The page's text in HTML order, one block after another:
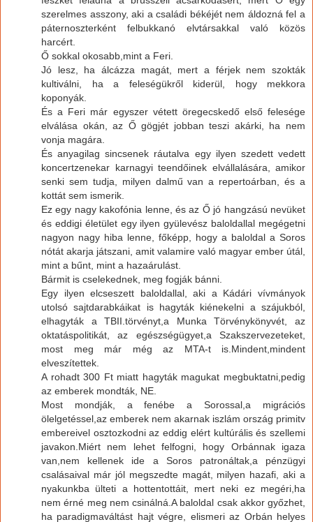
szerelmes asszony, aki a családi békéjét nem áldozná fel a
páternoszterként felbukkanó elvtársakkal való közös
harcért.
Ő sokkal okosabb,mint a Feri.
Jó lesz, ha álcázza magát, mert a férjek nem szokták
kultiválni, ha a feleségükről kiderül, hogy mekkora
koponyák.
És a Feri már egyszer vétett öregecskedő első felesége
elválása okán, az Ő gögjét jobban teszi akárki, ha nem
vonja magára.
És anyagilag sincsenek ráutalva egy ilyen szedett vedett
koncertzenekar karnagyi teendőinek elvállalására, amikor
senki sem tudja, milyen dalmű van a repertoárban, és a
kottát sem ismerik.
Ez egy nagy kakofónia lenne, és az Ő jó hangzású nevüket
és eddigi életület egy ilyen gyülevész baloldallal megégetni
nagyon nagy hiba lenne, főképp, hogy a baloldal a Soros
nótát akarja játszani, amit valamire való magyar ember útál,
mint a bűnt, mint a hazaárulást.
Bármit is cselekednek, meg fogják bánni.
Egy ilyen elcseszett baloldallal, aki a Kádári vívmányok
utolsó sajtdarabkáikat is hagyták kiénekelni a szájukból,
elhagyták a TBII.törvényt,a Munka Törvénykönyvét, az
oktatáspolitikát, az egészségügyet,a Szakszervezeteket,
most meg már még az MTA-t is.Mindent,mindent
elveszítettek.
A rohadt 300 Ft miatt hagyták magukat megbuktatni,pedig
az emberek mondták, NE.
Most mondják, a fenébe a Sorossal,a migrációs
ölelgetéssel,az emberek nem akarnak iszlám ország primitv
embereivel osztozkodni az eddig elért kultúrális és szellemi
javakon.Miért nem lehet felfogni, hogy Orbánnak igaza
van,nem kellenek ide a Soros patronáltak,a pénzügyi
csalásaival már jól megszedte magát, milyen hazafi, aki a
nyakunkba ülteti a hottentottáit, mert neki ez megéri,ha
nem érné meg nem csinálná.A baloldal csak akkor győzhet,
ha paradigmaváltást hajt végre, elismeri az Orbán helyes